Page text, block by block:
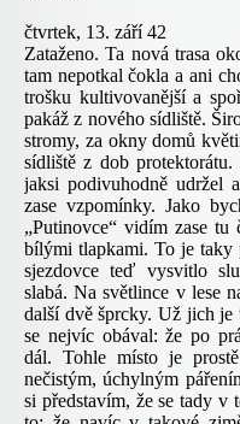
čtvrtek, 13. září 42
Zataženo. Ta nová trasa
tam nepotkal čokla a ani
trošku kultivovanější a
pakáž z nového sídliště.
stromy, za okny domů
sídliště z dob
jaksi podivuhodně udržel
zase vzpomínky. Jako
„Putinovce“ vidím zase tu
bílými tlapkami. To je taky
sjezdovce teď vysvitlo
slabá. Na světlince v lese
další dvě šprcky. Už jich je
se nejvíc obával: že po
dál. Tohle místo je
nečistým, úchylným
si představím, že se tady v